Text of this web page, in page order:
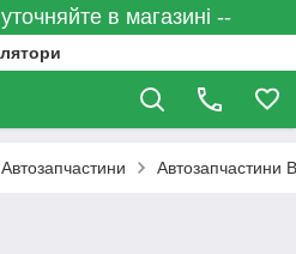
уточняйте в магазині --
Автозапчастини Автозапчастини